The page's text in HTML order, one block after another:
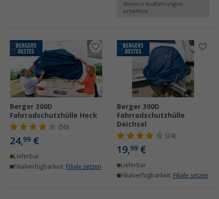
Weitere Ausführungen
erhältlich
Berger 300D
Fahrradschutzhülle Heck
(50)
24,99 €
Lieferbar
Filialverfügbarkeit: Filiale setzen
Berger 300D
Fahrradschutzhülle
Deichsel
(24)
19,99 €
Lieferbar
Filialverfügbarkeit: Filiale setzen